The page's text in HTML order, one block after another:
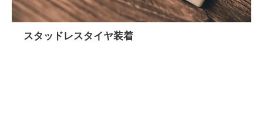
スタッドレスタイヤ装着